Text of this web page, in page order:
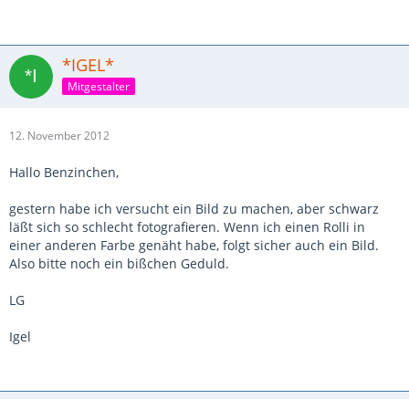
*IGEL*
Mitgestalter
12. November 2012
Hallo Benzinchen,
gestern habe ich versucht ein Bild zu machen, aber schwarz
läßt sich so schlecht fotografieren. Wenn ich einen Rolli in
einer anderen Farbe genäht habe, folgt sicher auch ein Bild.
Also bitte noch ein bißchen Geduld.
LG
Igel